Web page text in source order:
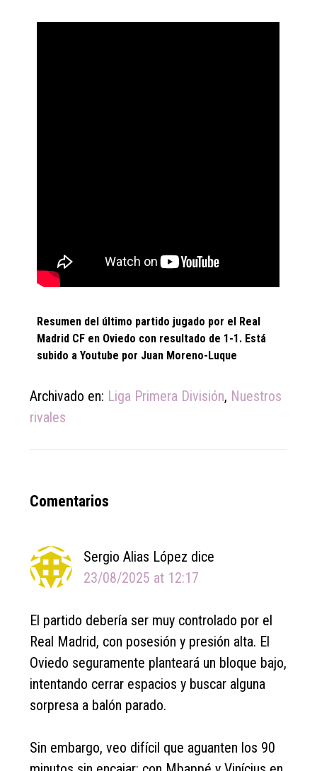
Resumen del último partido jugado por el Real
Madrid CF en Oviedo con resultado de 1-1. Está
subido a Youtube por Juan Moreno-Luque
Archivado en: Liga Primera División, Nuestros
rivales
Reader
Comentarios
Sergio Alias López dice
23/08/2025 at 12:17
El partido debería ser muy controlado por el
Real Madrid, con posesión y presión alta. El
Oviedo seguramente planteará un bloque bajo,
intentando cerrar espacios y buscar alguna
sorpresa a balón parado.
Sin embargo, veo difícil que aguanten los 90